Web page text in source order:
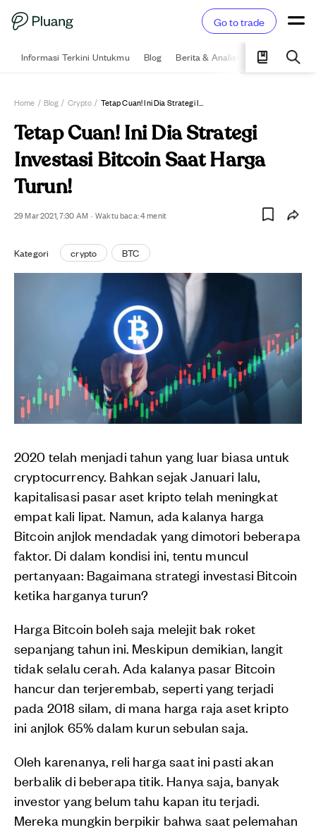
Go to trade
Informasi Terkini Untukmu Blog Berita & Analisis Pelajari
Home / Blog / Crypto / Tetap Cuan! Ini Dia Strategi Investasi Bitcoin Saat Harga Turun!
Tetap Cuan! Ini Dia Strategi
Investasi Bitcoin Saat Harga
Turun!
29 Mar 2021, 7:30 AM · Waktu baca:4menit
Kategori crypto BTC
2020 telah menjadi tahun yang luar biasa untuk
cryptocurrency. Bahkan sejak Januari lalu,
kapitalisasi pasar aset kripto telah meningkat
empat kali lipat. Namun, ada kalanya harga
Bitcoin anjlok mendadak yang dimotori beberapa
faktor. Di dalam kondisi ini, tentu muncul
pertanyaan: Bagaimana strategi investasi Bitcoin
ketika harganya turun?
Harga Bitcoin boleh saja melejit bak roket
sepanjang tahun ini. Meskipun demikian, langit
tidak selalu cerah. Ada kalanya pasar Bitcoin
hancur dan terjerembab, seperti yang terjadi
pada 2018 silam, di mana harga raja aset kripto
ini anjlok 65% dalam kurun sebulan saja.
Oleh karenanya, reli harga saat ini pasti akan
berbalik di beberapa titik. Hanya saja, banyak
investor yang belum tahu kapan itu terjadi.
Mereka mungkin berpikir bahwa saat pelemahan